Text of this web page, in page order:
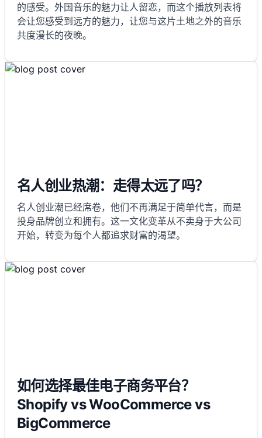
的感受。外国音乐的魅力让人留恋，而这个播放列表将
会让您感受到远方的魅力，让您与这片土地之外的音乐
共度漫长的夜晚。
名人创业热潮：走得太远了吗？
名人创业潮已经席卷，他们不再满足于简单代言，而是
投身品牌创立和拥有。这一文化变革从不卖身于大公司
开始，转变为每个人都追求财富的渴望。
如何选择最佳电子商务平台？
Shopify vs WooCommerce vs
BigCommerce